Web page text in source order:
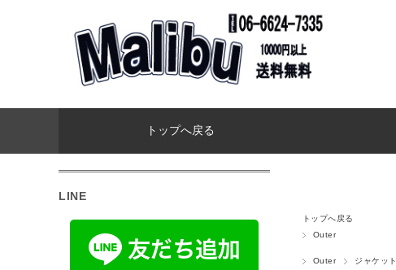
トップへ戻る
トップへ戻る
Outer
Outer ジャケット
LINE